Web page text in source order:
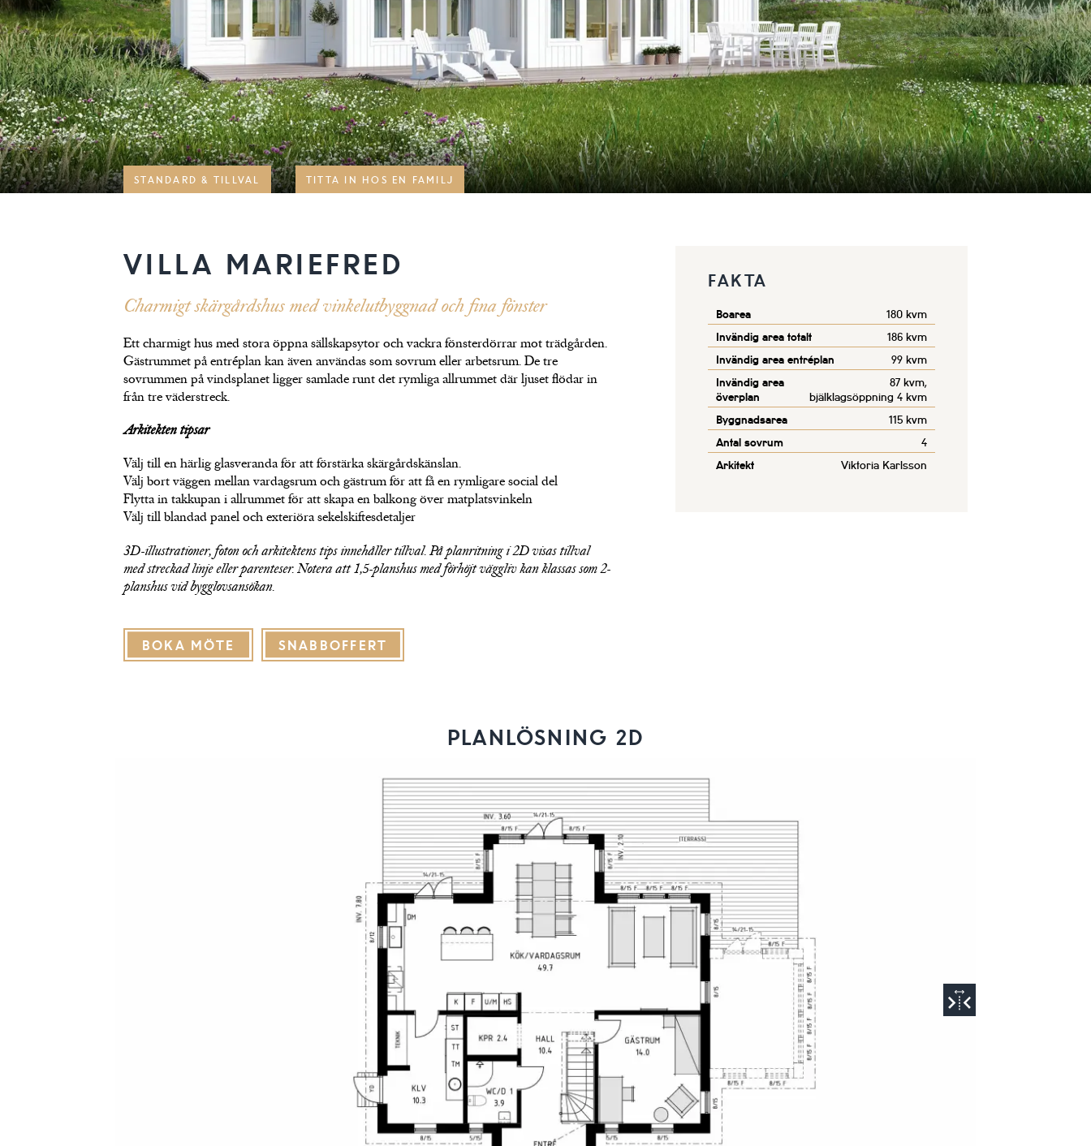
STANDARD & TILLVAL TITTA IN HOS EN FAMILJ
VILLA MARIEFRED
Charmigt skärgårdshus med vinkelutbyggnad och fina fönster
Ett charmigt hus med stora öppna sällskapsytor och vackra fönsterdörrar mot trädgården.
Gästrummet på entréplan kan även användas som sovrum eller arbetsrum. De tre
sovrummen på vindsplanet ligger samlade runt det rymliga allrummet där ljuset flödar in
från tre väderstreck.
Arkitekten tipsar
Välj till en härlig glasveranda för att förstärka skärgårdskänslan.
Välj bort väggen mellan vardagsrum och gästrum för att få en rymligare social del
Flytta in takkupan i allrummet för att skapa en balkong över matplatsvinkeln
Välj till blandad panel och exteriöra sekelskiftesdetaljer
3D-illustrationer, foton och arkitektens tips innehåller tillval. På planritning i 2D visas tillval
med streckad linje eller parenteser. Notera att 1,5-planshus med förhöjt väggliv kan klassas som 2-
planshus vid bygglovsansökan.
BOKA MÖTE SNABBOFFERT
FAKTA
Boarea
180 kvm
Invändig area totalt
186 kvm
Invändig area entréplan
99 kvm
Invändig area
överplan
87 kvm,
bjälklagsöppning 4 kvm
Byggnadsarea
115 kvm
Antal sovrum
4
Arkitekt
Viktoria Karlsson
PLANLÖSNING 2D